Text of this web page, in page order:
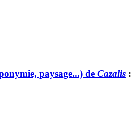
paysage...) de Cazalis :